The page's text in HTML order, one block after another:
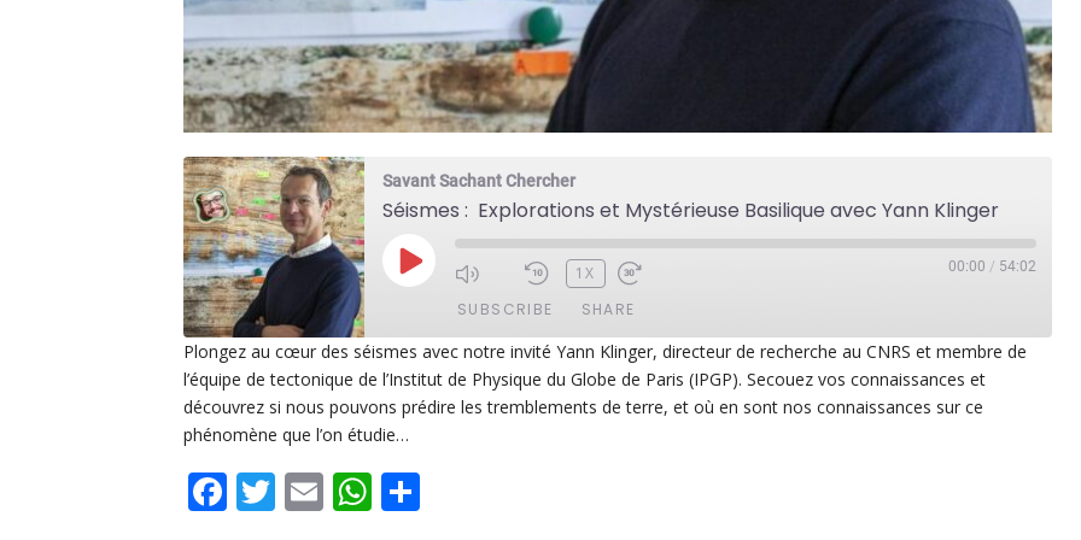
Savant Sachant Chercher
Séismes : Explorations et Mystérieuse Basilique avec Yann Klinger
PLAY
1X 00:00 / 54:02
SUBSCRIBE SHARE
Apple Podcasts Deezer Google Play
RSS FEED
SHARE
LINK
EMBED
Plongez au cœur des séismes avec notre invité Yann Klinger, directeur de recherche au CNRS et membre de
l’équipe de tectonique de l’Institut de Physique du Globe de Paris (IPGP). Secouez vos connaissances et
découvrez si nous pouvons prédire les tremblements de terre, et où en sont nos connaissances sur ce
phénomène que l’on étudie…
Facebook
Twitter
EmailWhatsApp